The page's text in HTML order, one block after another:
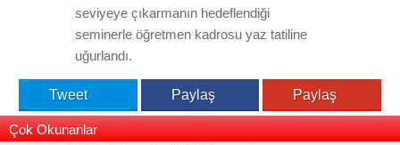
seviyeye çıkarmanın hedeflendiği
seminerle öğretmen kadrosu yaz tatiline
uğurlandı.
Tweet Paylaş Paylaş
Çok Okunanlar